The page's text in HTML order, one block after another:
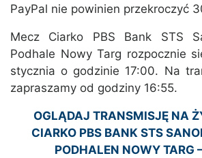
PayPal nie powinien przekroczyć
Mecz Ciarko PBS Bank STS
Podhale Nowy Targ rozpocznie
stycznia o godzinie 17:00. Na
zapraszamy od godziny 16:55.
OGLĄDAJ TRANSMISJĘ NA
CIARKO PBS BANK STS
PODHALEN NOWY TARG